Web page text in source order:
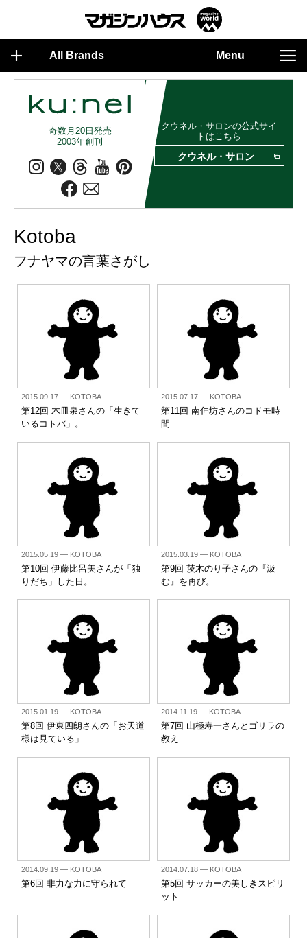
All Brands Menu
奇数月20日発売
2003年創刊
クウネル・サロンの公式サイ
トはこちら
クウネル・サロン
Kotoba
フナヤマの言葉さがし
2015.09.17— KOTOBA
第12回 木皿泉さんの「生きて
いるコトバ」。
2015.07.17— KOTOBA
第11回 南伸坊さんのコドモ時
間
2015.05.19— KOTOBA
第10回 伊藤比呂美さんが「独
りだち」した日。
2015.03.19— KOTOBA
第9回 茨木のり子さんの『汲
む』を再び。
2015.01.19— KOTOBA
第8回 伊東四朗さんの「お天道
様は見ている」
2014.11.19— KOTOBA
第7回 山極寿一さんとゴリラの
教え
2014.09.19— KOTOBA
第6回 非力な力に守られて
2014.07.18— KOTOBA
第5回 サッカーの美しきスピリ
ット